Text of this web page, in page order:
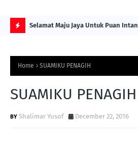
O
S
ITS Selamat Maju Jaya Untuk Puan Intan
Home SUAMIKU PENAGIH
SUAMIKU PENAGIH
Shalimar Yusof December 22, 2016